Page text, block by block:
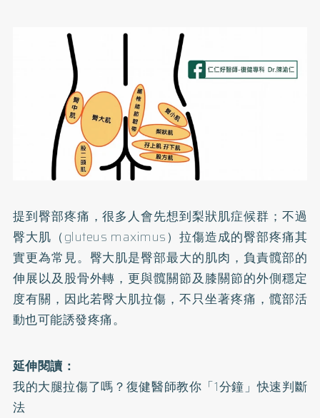
提到臀部疼痛，很多人會先想到梨狀肌症候群；不過
臀大肌（gluteus maximus）拉傷造成的臀部疼痛其
實更為常見。臀大肌是臀部最大的肌肉，負責髖部的
伸展以及股骨外轉，更與髖關節及膝關節的外側穩定
度有關，因此若臀大肌拉傷，不只坐著疼痛，髖部活
動也可能誘發疼痛。
延伸閱讀：
我的大腿拉傷了嗎？復健醫師教你「1分鐘」快速判斷
法